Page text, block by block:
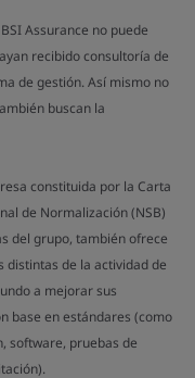
Assurance no puede
recibido consultoría de
de gestión. Así mismo no
buscan la
constituida por la Carta
de Normalización (NSB)
del grupo, también ofrece
distintas de la actividad de
a mejorar sus
base en estándares (como
software, pruebas de